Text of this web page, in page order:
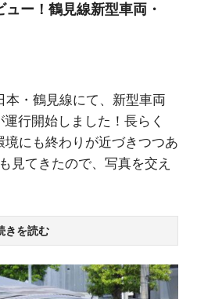
ー！鶴見線新型車両・
本・鶴見線にて、新型車両
運行開始しました！長らく
にも終わりが近づきつつあ
見てきたので、写真を交え
きを読む